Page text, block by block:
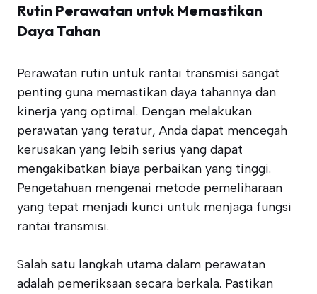
Rutin Perawatan untuk Memastikan
Daya Tahan
Perawatan rutin untuk rantai transmisi sangat
penting guna memastikan daya tahannya dan
kinerja yang optimal. Dengan melakukan
perawatan yang teratur, Anda dapat mencegah
kerusakan yang lebih serius yang dapat
mengakibatkan biaya perbaikan yang tinggi.
Pengetahuan mengenai metode pemeliharaan
yang tepat menjadi kunci untuk menjaga fungsi
rantai transmisi.
Salah satu langkah utama dalam perawatan
adalah pemeriksaan secara berkala. Pastikan